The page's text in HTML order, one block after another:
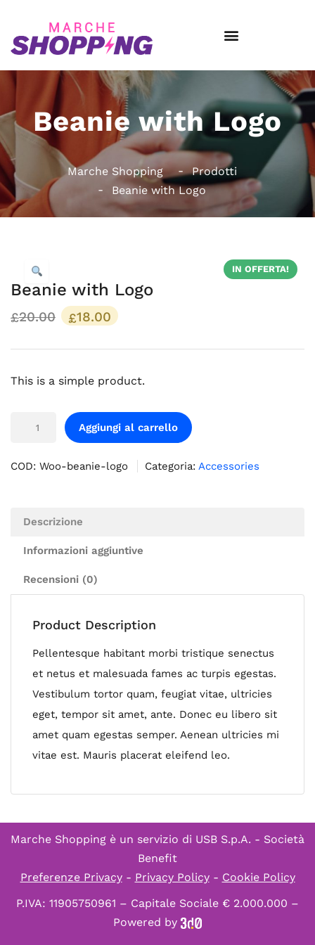
Beanie with Logo
Marche Shopping
Prodotti
Beanie with Logo
IN OFFERTA!
Beanie with Logo
£20.00 £18.00
This is a simple product.
Aggiungi al carrello
COD: Woo-beanie-logo Categoria: Accessories
Descrizione
Informazioni aggiuntive
Recensioni (0)
Product Description
Pellentesque habitant morbi tristique senectus
et netus et malesuada fames ac turpis egestas.
Vestibulum tortor quam, feugiat vitae, ultricies
eget, tempor sit amet, ante. Donec eu libero sit
amet quam egestas semper. Aenean ultricies mi
vitae est. Mauris placerat eleifend leo.
Marche Shopping è un servizio di USB S.p.A. - Società
Benefit
Preferenze Privacy- Privacy Policy- Cookie Policy
P.IVA: 11905750961 – Capitale Sociale € 2.000.000 –
Powered by